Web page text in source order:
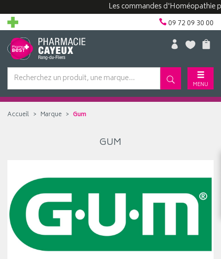
Les commandes d'Homéopathie
09 72 09 30 00
MENU
Accueil Marque Gum
GUM